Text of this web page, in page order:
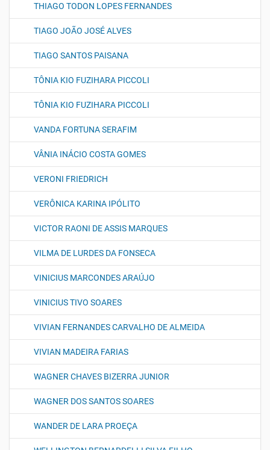
THIAGO TODON LOPES FERNANDES
TIAGO JOÃO JOSÉ ALVES
TIAGO SANTOS PAISANA
TÔNIA KIO FUZIHARA PICCOLI
TÔNIA KIO FUZIHARA PICCOLI
VANDA FORTUNA SERAFIM
VÂNIA INÁCIO COSTA GOMES
VERONI FRIEDRICH
VERÔNICA KARINA IPÓLITO
VICTOR RAONI DE ASSIS MARQUES
VILMA DE LURDES DA FONSECA
VINICIUS MARCONDES ARAÚJO
VINICIUS TIVO SOARES
VIVIAN FERNANDES CARVALHO DE ALMEIDA
VIVIAN MADEIRA FARIAS
WAGNER CHAVES BIZERRA JUNIOR
WAGNER DOS SANTOS SOARES
WANDER DE LARA PROEÇA